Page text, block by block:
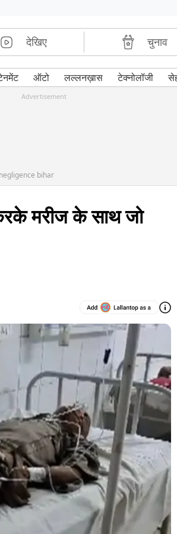
देखिए चुनाव
ऑटो लल्लनख़ास टेक्नोलॉजी
Advertisement
bihar
मरीज के साथ जो